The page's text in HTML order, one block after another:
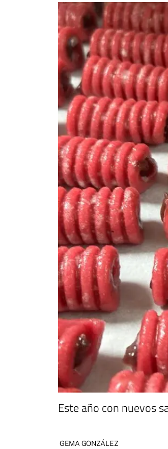
Este año con nuevos
GEMA GONZÁLEZ